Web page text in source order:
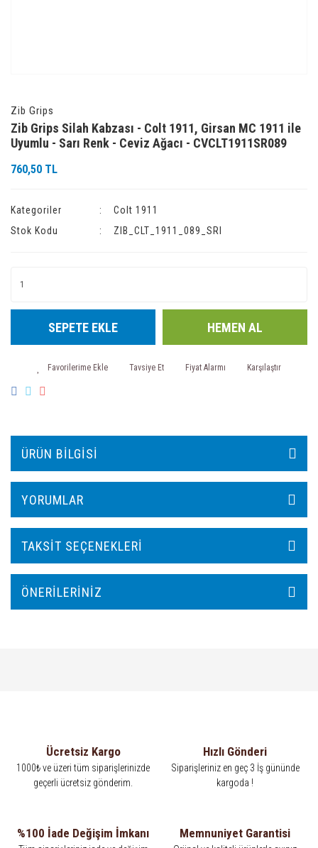
Zib Grips
Zib Grips Silah Kabzası - Colt 1911, Girsan MC 1911 ile
Uyumlu - Sarı Renk - Ceviz Ağacı - CVCLT1911SR089
760,50 TL
Kategoriler
Colt 1911
Stok Kodu
ZIB_CLT_1911_089_SRI
SEPETE EKLE HEMEN AL
Tavsiye Et Fiyat Alarmı Karşılaştır
ÜRÜN BILGISI
YORUMLAR
TAKSIT SEÇENEKLERI
ÖNERILERINIZ
Ücretsiz Kargo
1000₺ ve üzeri tüm siparişlerinizde
geçerli ücretsiz gönderim.
Hızlı Gönderi
Siparişleriniz en geç 3 İş gününde
kargoda !
%100 İade Değişim İmkanı Memnuniyet Garantisi